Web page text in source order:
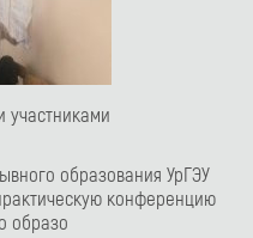
участниками
образования УрГЭУ
конференцию
образо